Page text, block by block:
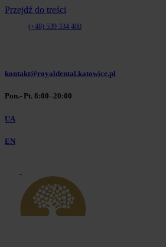
Przejdź do treści
(+48) 539 334 400
kontakt@royaldental.katowice.pl
Pon.- Pt. 8:00–20:00
UA
EN